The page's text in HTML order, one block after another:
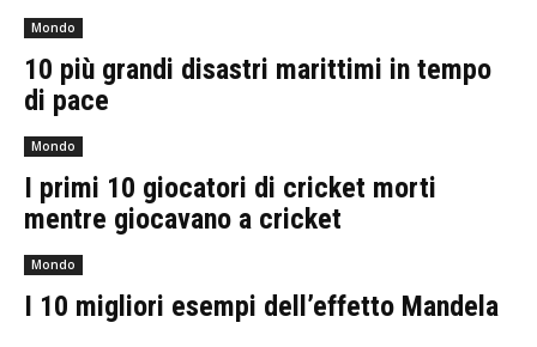
Mondo
10 più grandi disastri marittimi in tempo
di pace
Mondo
I primi 10 giocatori di cricket morti
mentre giocavano a cricket
Mondo
I 10 migliori esempi dell’effetto Mandela